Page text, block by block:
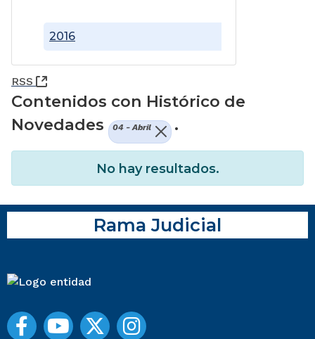
2016
RSS (Abre una nueva ventana)
Contenidos con Histórico de
Novedades
04 - Abril .
No hay resultados.
Rama Judicial